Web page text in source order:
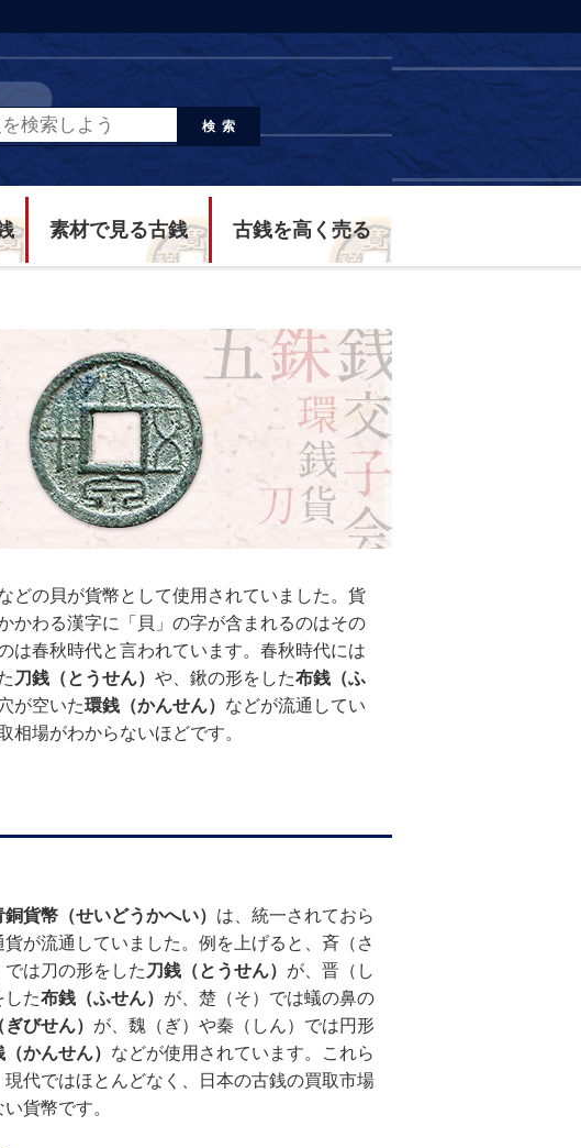
検索
素材で見る古銭 古銭を高く売る
どの貝が貨幣として使用されていました。貨
かわる漢字に「貝」の字が含まれるのはその
は春秋時代と言われています。春秋時代には
刀銭（とうせん） や、鍬の形をした布銭（ふ
が空いた環銭（かんせん） などが流通してい
場がわからないほどです。
銅貨幣（せいどうかへい） は、統一されておら
が流通していました。例を上げると、斉（さ
は刀の形をした 刀銭（とうせん） が、晋（し
した布銭（ふせん） が、楚（そ）では蟻の鼻の
びせん） が、魏（ぎ）や秦（しん）では円形
かんせん） などが使用されています。これら
代ではほとんどなく、日本の古銭の買取市場
貨幣です。